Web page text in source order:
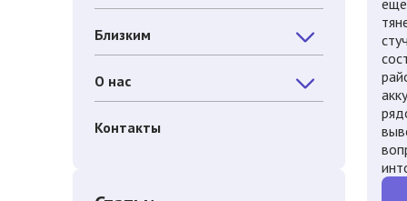
Близким
О нас
Контакты
ещё